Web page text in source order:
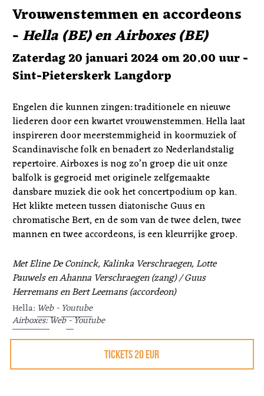
Vrouwenstemmen en accordeons
- Hella (BE) en Airboxes (BE)
Zaterdag 20 januari 2024 om 20.00 uur -
Sint-Pieterskerk Langdorp
Engelen die kunnen zingen: traditionele en nieuwe
liederen door een kwartet vrouwenstemmen. Hella laat
inspireren door meerstemmigheid in koormuziek of
Scandinavische folk en benadert zo Nederlandstalig
repertoire. Airboxes is nog zo’n groep die uit onze
balfolk is gegroeid met originele zelfgemaakte
dansbare muziek die ook het concertpodium op kan.
Het klikte meteen tussen diatonische Guus en
chromatische Bert, en de som van de twee delen, twee
mannen en twee accordeons, is een kleurrijke groep.
Met Eline De Coninck, Kalinka Verschraegen, Lotte
Pauwels en Ahanna Verschraegen (zang) / Guus
Herremans en Bert Leemans (accordeon)
Hella: Web - Youtube
Airboxes: Web - Youtube
TICKETS 20 EUR